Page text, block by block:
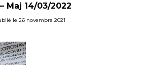
Maj 14/03/2022
le 26 novembre 2021